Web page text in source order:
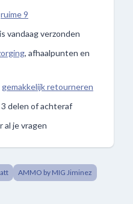
ruime 9
is vandaag verzonden
, afhaalpunten en
gemakkelijk retourneren
delen of achteraf
al je vragen
AMMO by MIG Jiminez